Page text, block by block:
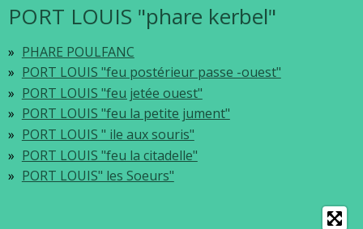
PORT LOUIS "phare kerbel"
PHARE POULFANC
PORT LOUIS "feu postérieur passe -ouest"
PORT LOUIS "feu jetée ouest"
PORT LOUIS "feu la petite jument"
PORT LOUIS " ile aux souris"
PORT LOUIS "feu la citadelle"
PORT LOUIS" les Soeurs"